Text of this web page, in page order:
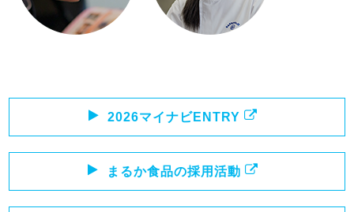
2026マイナビENTRY
まるか食品の採用活動